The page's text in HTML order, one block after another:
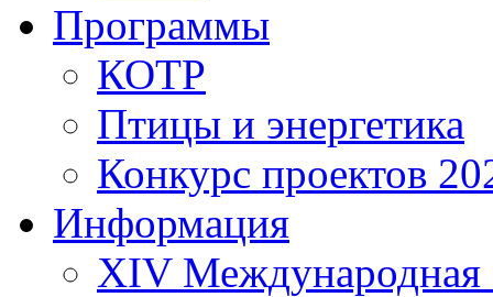
Программы
КОТР
Птицы и энергетика
Конкурс проектов
Информация
XIV Международная